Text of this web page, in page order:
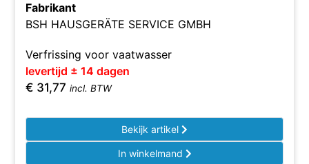
Fabrikant
BSH HAUSGERÄTE SERVICE GMBH
Verfrissing voor vaatwasser
levertijd ± 14 dagen
€ 31,77 incl. BTW
Bekijk artikel
In winkelmand